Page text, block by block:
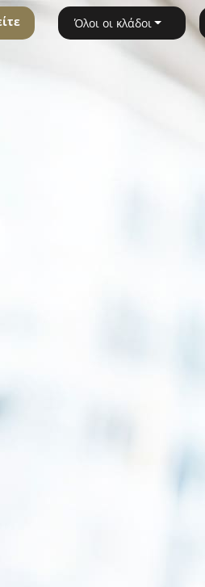
Όλοι οι κλάδοι